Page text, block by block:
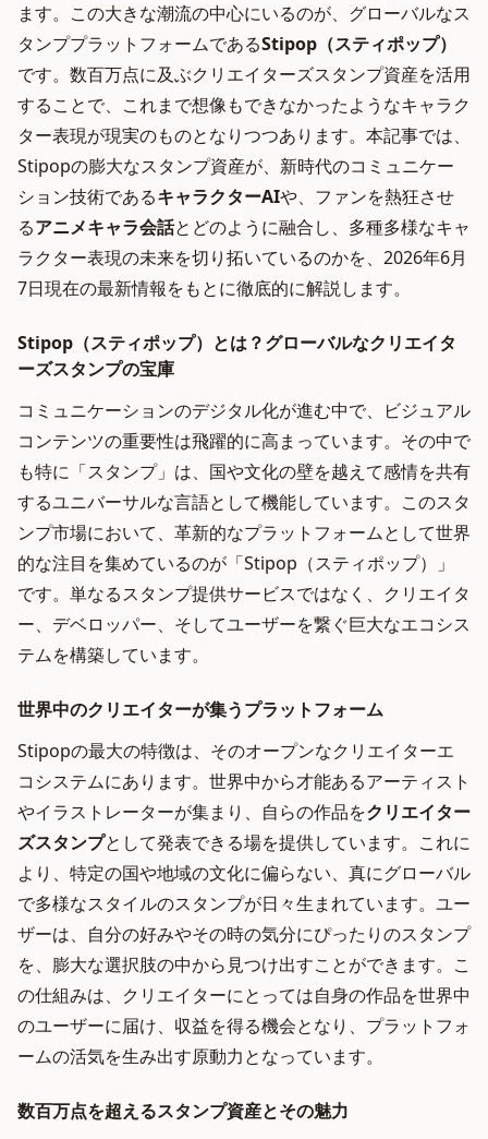
ます。この大きな潮流の中心にいるのが、グローバルなス
タンププラットフォームであるStipop（スティポップ）
です。数百万点に及ぶクリエイターズスタンプ資産を活用
することで、これまで想像もできなかったようなキャラク
ター表現が現実のものとなりつつあります。本記事では、
Stipopの膨大なスタンプ資産が、新時代のコミュニケー
ション技術であるキャラクターAIや、ファンを熱狂させ
るアニメキャラ会話とどのように融合し、多種多様なキャ
ラクター表現の未来を切り拓いているのかを、2026年6月
7日現在の最新情報をもとに徹底的に解説します。
Stipop（スティポップ）とは？グローバルなクリエイタ
ーズスタンプの宝庫
コミュニケーションのデジタル化が進む中で、ビジュアル
コンテンツの重要性は飛躍的に高まっています。その中で
も特に「スタンプ」は、国や文化の壁を越えて感情を共有
するユニバーサルな言語として機能しています。このスタ
ンプ市場において、革新的なプラットフォームとして世界
的な注目を集めているのが「Stipop（スティポップ）」
です。単なるスタンプ提供サービスではなく、クリエイタ
ー、デベロッパー、そしてユーザーを繋ぐ巨大なエコシス
テムを構築しています。
世界中のクリエイターが集うプラットフォーム
Stipopの最大の特徴は、そのオープンなクリエイターエ
コシステムにあります。世界中から才能あるアーティスト
やイラストレーターが集まり、自らの作品をクリエイター
ズスタンプとして発表できる場を提供しています。これに
より、特定の国や地域の文化に偏らない、真にグローバル
で多様なスタイルのスタンプが日々生まれています。ユー
ザーは、自分の好みやその時の気分にぴったりのスタンプ
を、膨大な選択肢の中から見つけ出すことができます。こ
の仕組みは、クリエイターにとっては自身の作品を世界中
のユーザーに届け、収益を得る機会となり、プラットフォ
ームの活気を生み出す原動力となっています。
数百万点を超えるスタンプ資産とその魅力